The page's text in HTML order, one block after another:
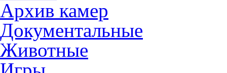
Архив камер
Документальные
Животные